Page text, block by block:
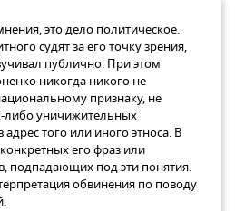
это дело политическое.
судят за его точку зрения,
публично. При этом
никогда никого не
признаку, не
либо уничижительных
того или иного этноса. В
его фраз или
подпадающих под эти понятия.
обвинения по поводу